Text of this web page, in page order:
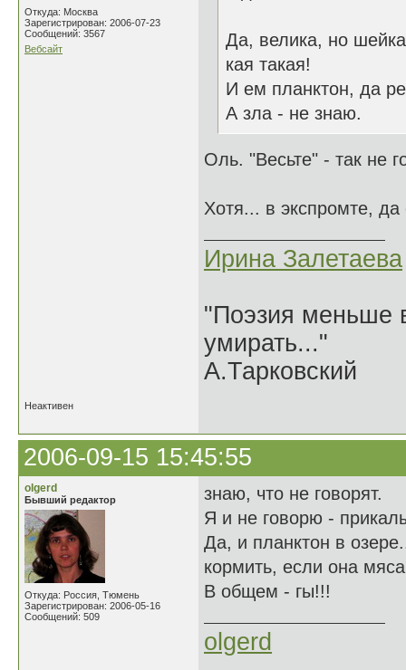
Откуда: Москва
Зарегистрирован: 2006-07-23
Сообщений: 3567
Вебсайт
Да, велика, но
кая такая!
И ем планктон, да
А зла - не знаю.
Оль. "Весьте" - так не
Хотя... в экспромте,
Ирина Залетаева
"Поэзия меньше
умирать..."
А.Тарковский
Неактивен
2006-09-15 15:45:55
olgerd
Бывший редактор
Откуда: Россия, Тюмень
Зарегистрирован: 2006-05-16
Сообщений: 509
знаю, что не говорят.
Я и не говорю -
Да, и планктон в
кормить, если она
В общем - гы!!!
olgerd